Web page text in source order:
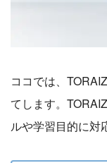
ココでは、
てします。
ルや学習目的に対